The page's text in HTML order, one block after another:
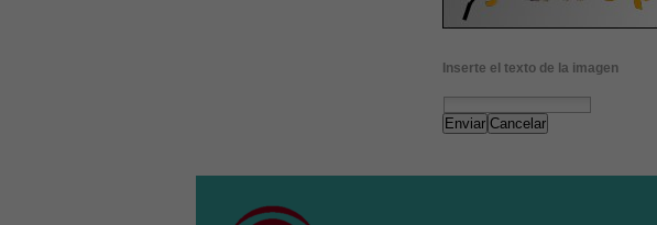
Inserte el texto de la imagen
Enviar Cancelar